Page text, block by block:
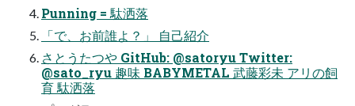
Punning = 駄洒落
「で、お前誰よ？」 自己紹介
さとうたつや GitHub: @satoryu Twitter:
@sato_ryu 趣味 BABYMETAL 武藤彩未 アリの飼
育 駄洒落